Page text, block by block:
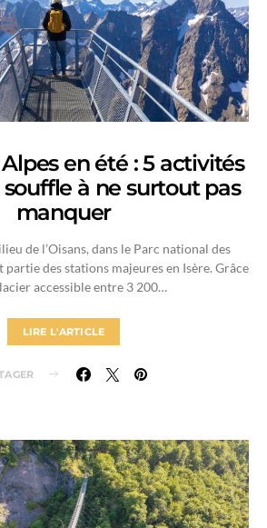
en été : 5 activités
à ne surtout pas
manquer
de l’Oisans, dans le Parc national des
partie des stations majeures en Isère. Grâce
accessible entre 3 200…
LIRE L'ARTICLE